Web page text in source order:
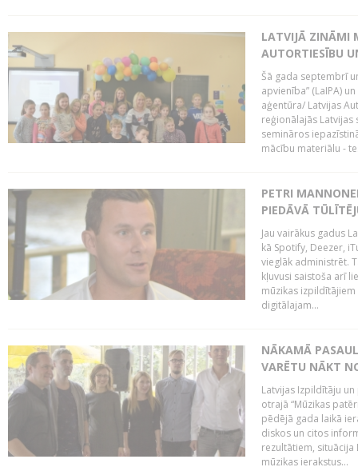
LATVIJĀ ZINĀMI
AUTORTIESĪBU
Šā gada septembrī
apvienība” (LaIPA)
aģentūra/ Latvijas
reģionālajās
semināros
mācību materiālu -
PETRI
PIEDĀVĀ
Jau vairākus gadus
kā Spotify, Deezer,
vieglāk administrēt.
kļuvusi saistoša arī
mūzikas
digitālajam...
NĀKAMĀ
VARĒTU NĀKT
Latvijas Izpildītāju
otrajā “Mūzikas
pēdējā gada laikā
diskos un citos
rezultātiem, situācija
mūzikas ierakstus...